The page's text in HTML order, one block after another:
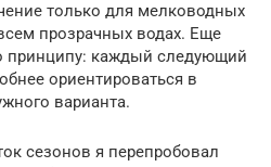
только для мелководных
прозрачных водах. Еще
принципу: каждый следующий
ориентироваться в
варианта.
сезонов я перепробовал